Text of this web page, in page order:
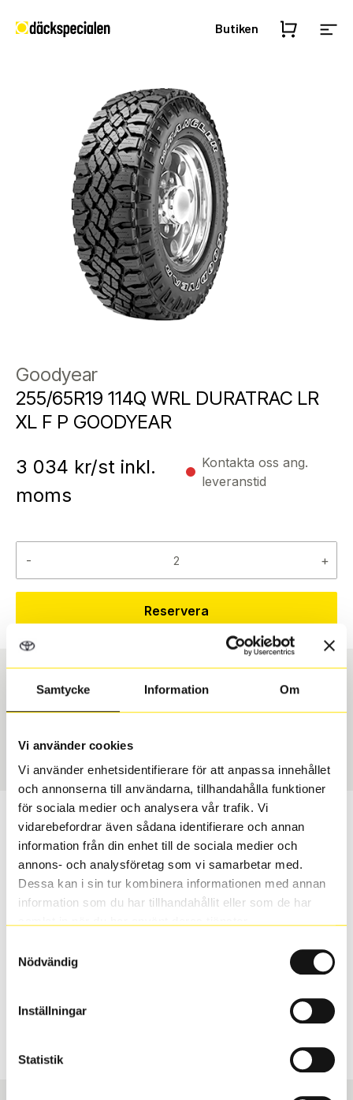
Samtycke Information Om
Vi använder cookies
Vi använder enhetsidentifierare för att anpassa innehållet
och annonserna till användarna, tillhandahålla funktioner
för sociala medier och analysera vår trafik. Vi
vidarebefordrar även sådana identifierare och annan
information från din enhet till de sociala medier och
annons- och analysföretag som vi samarbetar med.
Dessa kan i sin tur kombinera informationen med annan
information som du har tillhandahållit eller som de har
Nödvändig
Inställningar
Statistik
Butiken
Goodyear
255/65R19 114Q WRL DURATRAC LR
XL F P GOODYEAR
3 034 kr/st inkl.
moms
Kontakta oss ang.
leveranstid
- +
Reservera
Däcktyp
USA, 4x4
Däckstorlek
255/65 R 19 114Q
2257
Passar detta däck min bil?
Ange registreringsnummer för att se om det däck du
valt passar din bilmodell. Om du köper däck som skall
sättas på dina befintliga fälgar, se till att kolla en extra
inte vara samma dimension som bilen hade ut från